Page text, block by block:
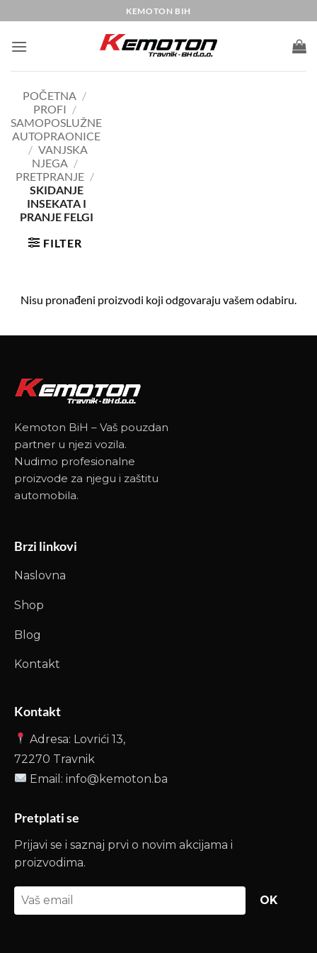
to
content
KEMOTON BIH
POČETNA /
PROFI /
SAMOPOSLUŽNE
AUTOPRAONICE
/ VANJSKA
NJEGA /
PRETPRANJE /
SKIDANJE
INSEKATA I
PRANJE FELGI
FILTER
Nisu pronađeni proizvodi koji odgovaraju vašem odabiru.
Kemoton BiH – Vaš pouzdan
partner u njezi vozila.
Nudimo profesionalne
proizvode za njegu i zaštitu
automobila.
Brzi linkovi
Naslovna
Shop
Blog
Kontakt
Kontakt
Adresa: Lovrići 13,
72270 Travnik
Email: info@kemoton.ba
Pretplati se
Prijavi se i saznaj prvi o novim akcijama i
proizvodima.
OK